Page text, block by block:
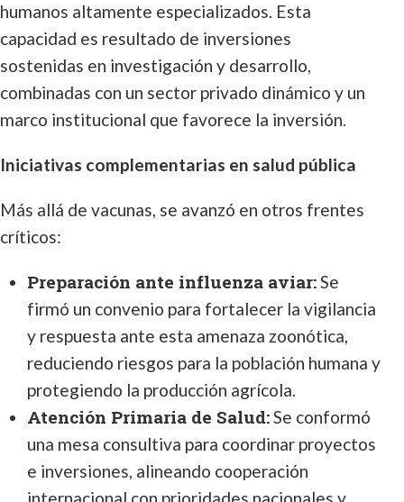
humanos altamente especializados. Esta
capacidad es resultado de inversiones
sostenidas en investigación y desarrollo,
combinadas con un sector privado dinámico y un
marco institucional que favorece la inversión.
Iniciativas complementarias en salud pública
Más allá de vacunas, se avanzó en otros frentes
críticos:
Preparación ante influenza aviar:Se
firmó un convenio para fortalecer la vigilancia
y respuesta ante esta amenaza zoonótica,
reduciendo riesgos para la población humana y
protegiendo la producción agrícola.
Atención Primaria de Salud:Se conformó
una mesa consultiva para coordinar proyectos
e inversiones, alineando cooperación